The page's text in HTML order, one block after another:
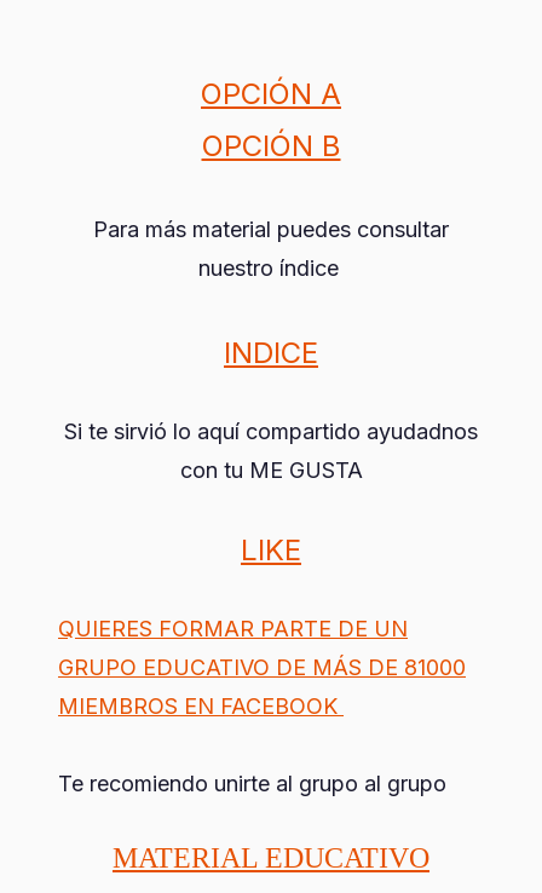
OPCIÓN A
OPCIÓN B
Para más material puedes consultar
nuestro índice
INDICE
Si te sirvió lo aquí compartido ayudadnos
con tu ME GUSTA
LIKE
QUIERES FORMAR PARTE DE UN
GRUPO EDUCATIVO DE MÁS DE 81000
MIEMBROS EN FACEBOOK
Te recomiendo unirte al grupo al grupo
MATERIAL EDUCATIVO